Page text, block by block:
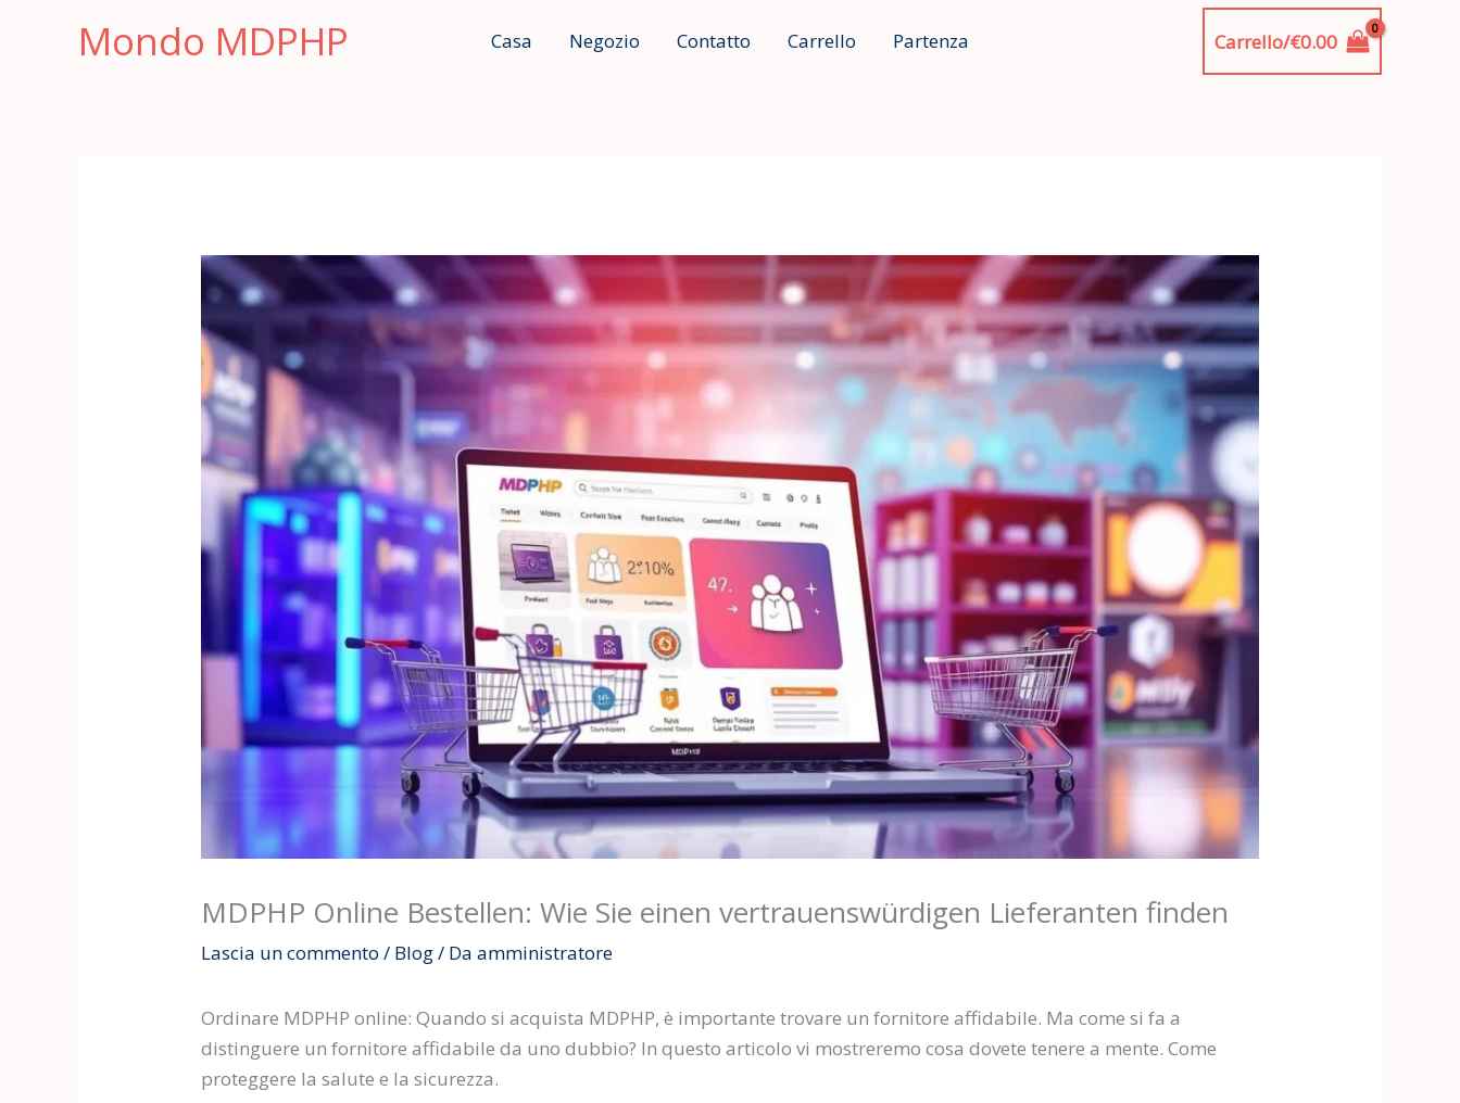
Mondo MDPHP Casa Negozio Contatto Carrello Partenza Carrello/€0.00
MDPHP Online Bestellen: Wie Sie einen vertrauenswürdigen Lieferanten finden
Lascia un commento / Blog/ Daamministratore
Ordinare MDPHP online: Quando si acquista MDPHP, è importante trovare un fornitore affidabile. Ma come si fa a
distinguere un fornitore affidabile da uno dubbio? In questo articolo vi mostreremo cosa dovete tenere a mente. Come
proteggere la salute e la sicurezza.